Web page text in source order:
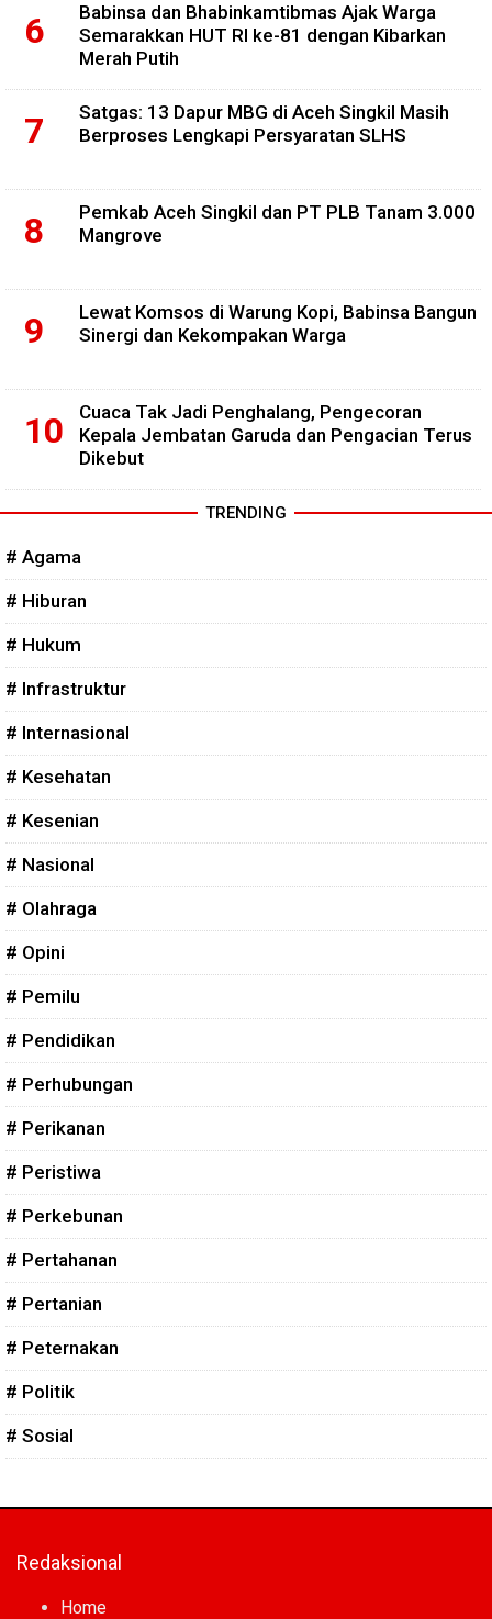
Babinsa dan Bhabinkamtibmas Ajak Warga
Semarakkan HUT RI ke-81 dengan Kibarkan
Merah Putih
Satgas: 13 Dapur MBG di Aceh Singkil Masih
Berproses Lengkapi Persyaratan SLHS
Pemkab Aceh Singkil dan PT PLB Tanam 3.000
Mangrove
Lewat Komsos di Warung Kopi, Babinsa Bangun
Sinergi dan Kekompakan Warga
Cuaca Tak Jadi Penghalang, Pengecoran
Kepala Jembatan Garuda dan Pengacian Terus
Dikebut
TRENDING
# Agama
# Hiburan
# Hukum
# Infrastruktur
# Internasional
# Kesehatan
# Kesenian
# Nasional
# Olahraga
# Opini
# Pemilu
# Pendidikan
# Perhubungan
# Perikanan
# Peristiwa
# Perkebunan
# Pertahanan
# Pertanian
# Peternakan
# Politik
# Sosial
Redaksional
Home